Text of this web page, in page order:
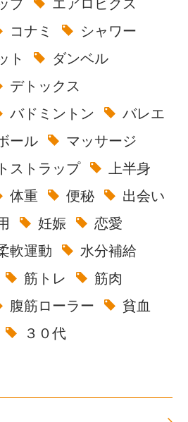
プ
エアロビクス
コナミ
シャワー
ト
ダンベル
デトックス
バドミントン
バレエ
ール
マッサージ
ストラップ
上半身
体重 便秘
出会い
妊娠
恋愛
軟運動
水分補給
筋トレ
筋肉
腹筋ローラー
貧血
３０代